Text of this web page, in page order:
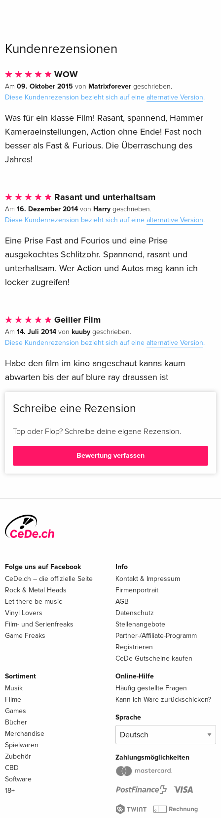
Kundenrezensionen
WOW
Am 09. Oktober 2015 von Matrixforever geschrieben.
Diese Kundenrezension bezieht sich auf eine alternative Version.
Was für ein klasse Film! Rasant, spannend, Hammer
Kameraeinstellungen, Action ohne Ende! Fast noch
besser als Fast & Furious. Die Überraschung des
Jahres!
Rasant und unterhaltsam
Am 16. Dezember 2014 von Harry geschrieben.
Diese Kundenrezension bezieht sich auf eine alternative Version.
Eine Prise Fast and Fourios und eine Prise
ausgekochtes Schlitzohr. Spannend, rasant und
unterhaltsam. Wer Action und Autos mag kann ich
locker zugreifen!
Geiller Film
Am 14. Juli 2014 von kuuby geschrieben.
Diese Kundenrezension bezieht sich auf eine alternative Version.
Habe den film im kino angeschaut kanns kaum
abwarten bis der auf blure ray draussen ist
Schreibe eine Rezension
Top oder Flop? Schreibe deine eigene Rezension.
Bewertung verfassen
Folge uns auf Facebook
CeDe.ch – die offizielle Seite
Rock & Metal Heads
Let there be music
Vinyl Lovers
Film- und Serienfreaks
Game Freaks
Info
Kontakt & Impressum
Firmenportrait
AGB
Datenschutz
Stellenangebote
Partner-/Affiliate-Programm
Registrieren
CeDe Gutscheine kaufen
Sortiment
Musik
Filme
Games
Bücher
Merchandise
Spielwaren
Zubehör
CBD
Software
18+
Online-Hilfe
Häufig gestellte Fragen
Kann ich Ware zurückschicken?
Sprache
Zahlungsmöglichkeiten